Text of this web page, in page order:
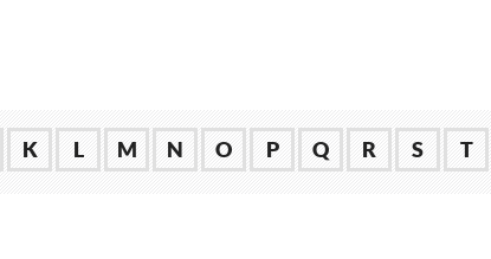
K L M N O P Q R S T